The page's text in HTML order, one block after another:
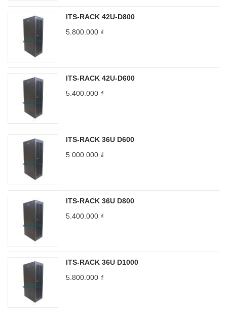
ITS-RACK 42U-D800
5.800.000 ₫
ITS-RACK 42U-D600
5.400.000 ₫
ITS-RACK 36U D600
5.000.000 ₫
ITS-RACK 36U D800
5.400.000 ₫
ITS-RACK 36U D1000
5.800.000 ₫